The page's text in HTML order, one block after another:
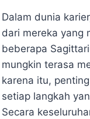
Dalam dunia
dari mereka yang
beberapa
mungkin terasa
karena itu,
setiap langkah
Secara